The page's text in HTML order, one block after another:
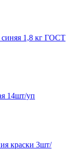
1,8 кг ГОСТ
14шт/уп
краски 3шт/